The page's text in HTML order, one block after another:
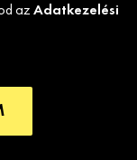
az Adatkezelési